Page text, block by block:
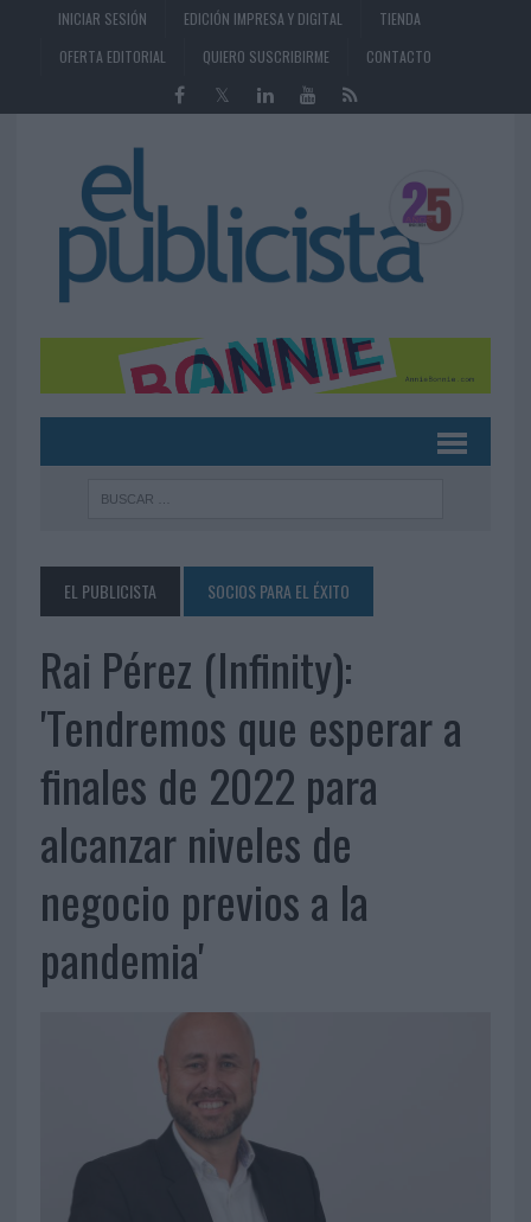
INICIAR SESIÓN EDICIÓN IMPRESA Y DIGITAL
TIENDA
OFERTA EDITORIAL
QUIERO SUSCRIBIRME CONTACTO
EL PUBLICISTA SOCIOS PARA EL ÉXITO
Rai Pérez (Infinity):
'Tendremos que esperar a
finales de 2022 para
alcanzar niveles de
negocio previos a la
pandemia'